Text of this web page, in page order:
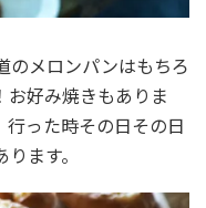
のメロンパンはもちろ
お好み焼きもありま
った時その日その日
ます。